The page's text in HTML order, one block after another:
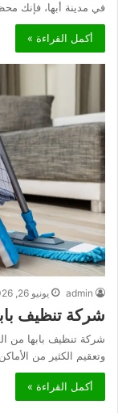
في مدينة أبها، فإنك
أكمل القراءة »
admin يونيو 26, 2026
شركة تنظيف
شركة تنظيف بابها من
وتعقيم الكثير من
أكمل القراءة »